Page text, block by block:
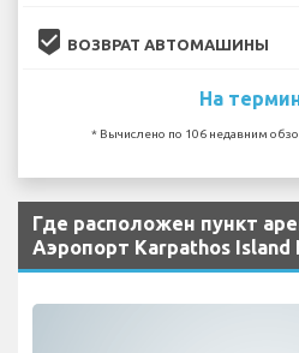
beenhere ВОЗВРАТ АВТОМАШИНЫ
На
* Вычислено по 106 недавним
Где расположен пункт
Аэропорт Karpathos Island